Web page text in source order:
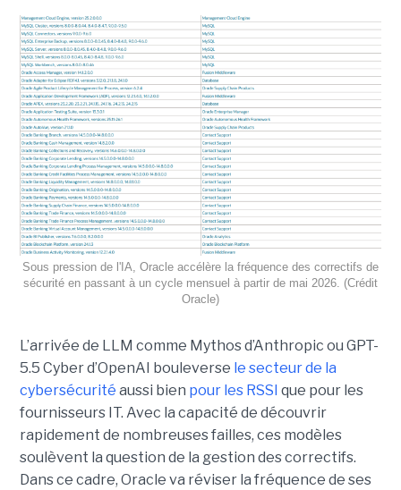
Sous pression de l'IA, Oracle accélère la fréquence des correctifs de
sécurité en passant à un cycle mensuel à partir de mai 2026. (Crédit
Oracle)
L’arrivée de LLM comme Mythos d’Anthropic ou GPT-
5.5 Cyber d’OpenAI bouleverse le secteur de la
cybersécurité aussi bien pour les RSSI que pour les
fournisseurs IT. Avec la capacité de découvrir
rapidement de nombreuses failles, ces modèles
soulèvent la question de la gestion des correctifs.
Dans ce cadre, Oracle va réviser la fréquence de ses